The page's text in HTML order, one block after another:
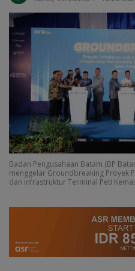
Badan Pengusahaan Batam (BP
menggelar Groundbreaking Proyek
dan infrastruktur Terminal Peti